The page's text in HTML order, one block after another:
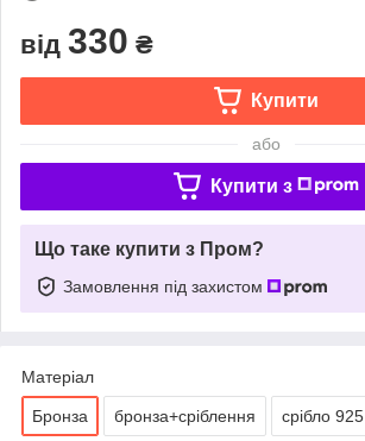
від 330 ₴
Купити
або
Купити з
Що таке купити з Пром?
Замовлення під захистом
Матеріал
Бронза бронза+сріблення срібло 925